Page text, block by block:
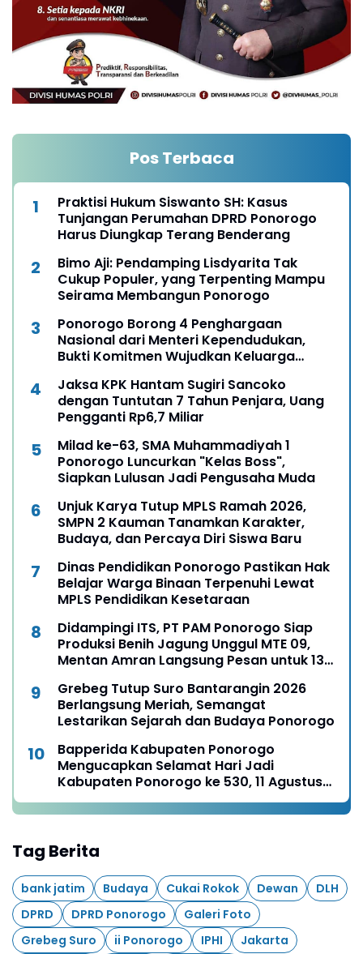
Pos Terbaca
Praktisi Hukum Siswanto SH: Kasus
Tunjangan Perumahan DPRD Ponorogo
Harus Diungkap Terang Benderang
Bimo Aji: Pendamping Lisdyarita Tak
Cukup Populer, yang Terpenting Mampu
Seirama Membangun Ponorogo
Ponorogo Borong 4 Penghargaan
Nasional dari Menteri Kependudukan,
Bukti Komitmen Wujudkan Keluarga
Jaksa KPK Hantam Sugiri Sancoko
dengan Tuntutan 7 Tahun Penjara, Uang
Pengganti Rp6,7 Miliar
Milad ke-63, SMA Muhammadiyah 1
Ponorogo Luncurkan "Kelas Boss",
Siapkan Lulusan Jadi Pengusaha Muda
Unjuk Karya Tutup MPLS Ramah 2026,
SMPN 2 Kauman Tanamkan Karakter,
Budaya, dan Percaya Diri Siswa Baru
Dinas Pendidikan Ponorogo Pastikan Hak
Belajar Warga Binaan Terpenuhi Lewat
MPLS Pendidikan Kesetaraan
Didampingi ITS, PT PAM Ponorogo Siap
Produksi Benih Jagung Unggul MTE 09,
Mentan Amran Langsung Pesan untuk 13
Grebeg Tutup Suro Bantarangin 2026
Berlangsung Meriah, Semangat
Lestarikan Sejarah dan Budaya Ponorogo
Bapperida Kabupaten Ponorogo
Mengucapkan Selamat Hari Jadi
Kabupaten Ponorogo ke 530, 11 Agustus
1496 - 11 Agustus 2026
Tag Berita
bank jatim Budaya Cukai Rokok Dewan
DLH
DPRD
DPRD Ponorogo
Galeri Foto
Grebeg Suro
ii Ponorogo IPHI
Jakarta